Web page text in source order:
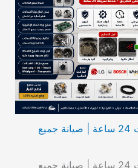
تصليح غسالات اتوماتيك الكويت 24 ساعة | صيانة جميع
تصليح غسالات اتوماتيك الكويت 24 ساعة | صيانة جميع